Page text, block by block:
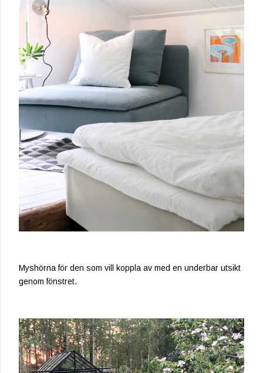
Myshörna för den som vill koppla av med en underbar utsikt
genom fönstret.